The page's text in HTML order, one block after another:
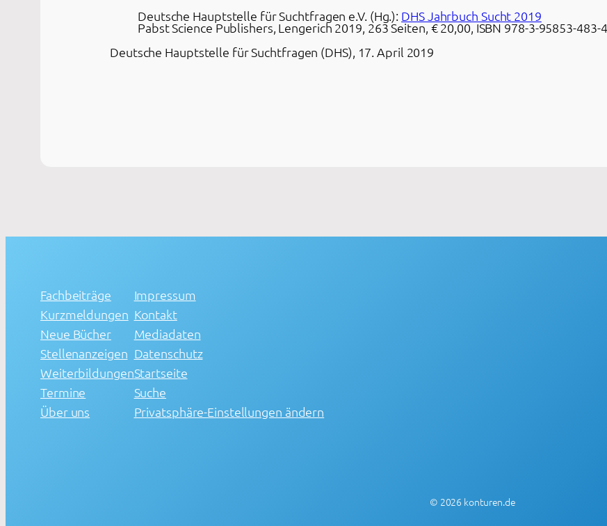
Deutsche Hauptstelle für Suchtfragen e.V. (Hg.): DHS Jahrbuch Sucht 2019
Pabst Science Publishers, Lengerich 2019, 263 Seiten, € 20,00, ISBN 978-3-95853-483-
Deutsche Hauptstelle für Suchtfragen (DHS), 17. April 2019
Fachbeiträge
Kurzmeldungen
Neue Bücher
Stellenanzeigen
Weiterbildungen
Termine
Über uns
Impressum
Kontakt
Mediadaten
Datenschutz
Startseite
Suche
Privatsphäre-Einstellungen ändern
© 2026 konturen.de